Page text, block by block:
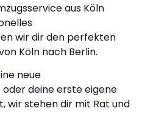
aus Köln
wir dir den perfekten
Köln nach Berlin.
neue
deine erste eigene
wir stehen dir mit Rat und